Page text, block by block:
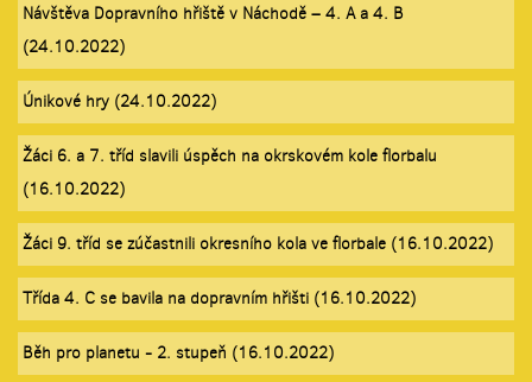
Návštěva Dopravního hřiště v Náchodě – 4. A a 4. B
(24.10.2022)
Únikové hry (24.10.2022)
Žáci 6. a 7. tříd slavili úspěch na okrskovém kole florbalu
(16.10.2022)
Žáci 9. tříd se zúčastnili okresního kola ve florbale (16.10.2022)
Třída 4. C se bavila na dopravním hřišti (16.10.2022)
Běh pro planetu - 2. stupeň (16.10.2022)